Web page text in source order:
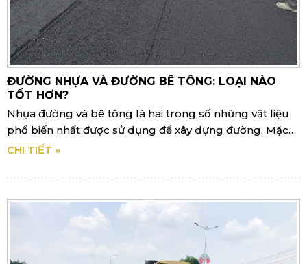
ĐƯỜNG NHỰA VÀ ĐƯỜNG BÊ TÔNG: LOẠI NÀO
TỐT HƠN?
Nhựa đường và bê tông là hai trong số những vật liệu
phổ biến nhất được sử dụng để xây dựng đường. Mặc
dù cả hai đều có ưu điểm và nhược điểm
CHI TIẾT »